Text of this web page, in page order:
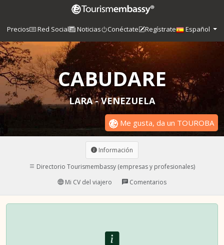
Precios Red Social Noticias Conéctate Regístrate Español
CABUDARE
LARA - VENEZUELA
Me gusta, da un TOUROBA
Información
Directorio Tourismembassy (empresas y profesionales)
Mi CV del viajero
Comentarios